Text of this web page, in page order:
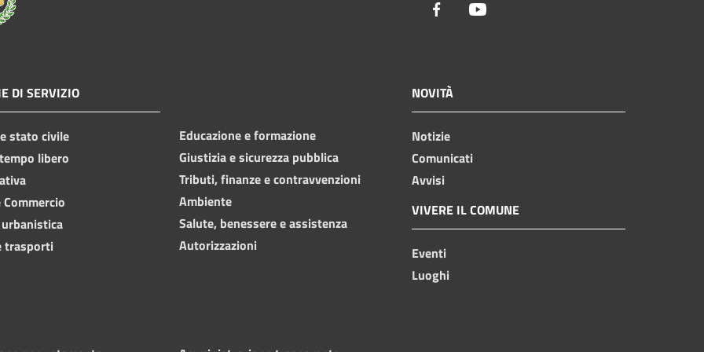
Facebook
DI SERVIZIO
stato civile
libero
trasporti
Educazione e formazione
Giustizia e sicurezza pubblica
Tributi, finanze e contravvenzioni
Ambiente
Salute, benessere e assistenza
Autorizzazioni
NOVITÀ
Notizie
Comunicati
Avvisi
VIVERE IL COMUNE
Eventi
Luoghi